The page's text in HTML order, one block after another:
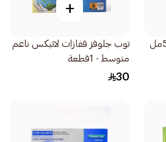
+
توب جلوفز قفازات لاتيكس ناعم
متوسط - 1قطعة
30